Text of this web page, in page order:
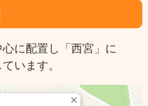
心に配置し「西宮」に
います。